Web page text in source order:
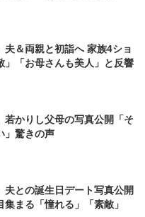
夫＆両親と初詣へ 家族4ショ
」「お母さんも美人」と反響
若かりし父母の写真公開「そ
」驚きの声
夫との誕生日デート写真公開
まる「憧れる」「素敵」